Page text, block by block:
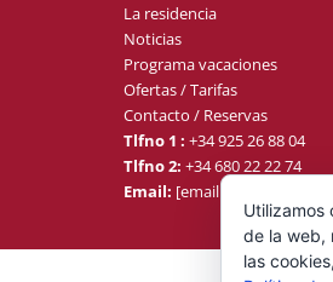
La residencia
Noticias
Programa vacaciones
Ofertas / Tarifas
Contacto / Reservas
Tlfno 1 : +34 925 26 88 04
Tlfno 2: +34 680 22 22 74
Email: [email protected]
Utilizamos
de la web,
las